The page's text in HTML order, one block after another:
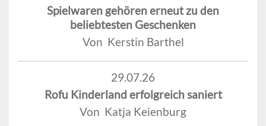
Spielwaren gehören erneut zu den
beliebtesten Geschenken
Von Kerstin Barthel
29.07.26
Rofu Kinderland erfolgreich saniert
Von Katja Keienburg